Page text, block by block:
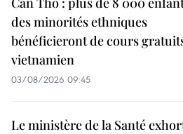
des minorités ethniques
bénéficieront de cours
vietnamien
03/08/2026 09:45
Le ministère de la Santé